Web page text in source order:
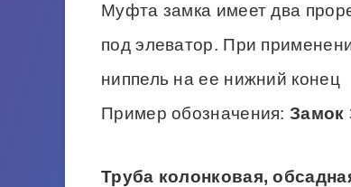
Муфта замка имеет два
под элеватор. При
ниппель на ее нижний конец
Пример обозначения: Замок
Труба колонковая,